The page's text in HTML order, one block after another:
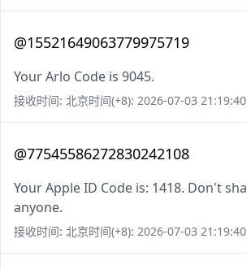
@15521649063779975719
Your Arlo Code is 9045.
接收时间: 北京时间(+8): 2026-07-03 21:19:40
@77545586272830242108
Your Apple ID Code is: 1418. Don't
anyone.
接收时间: 北京时间(+8): 2026-07-03 21:19:40